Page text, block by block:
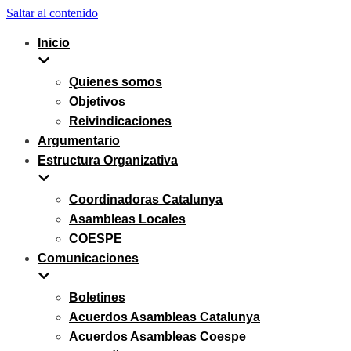
Saltar al contenido
Inicio
Quienes somos
Objetivos
Reivindicaciones
Argumentario
Estructura Organizativa
Coordinadoras Catalunya
Asambleas Locales
COESPE
Comunicaciones
Boletines
Acuerdos Asambleas Catalunya
Acuerdos Asambleas Coespe